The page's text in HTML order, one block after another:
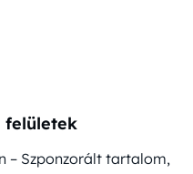
felületek
– Szponzorált tartalom,